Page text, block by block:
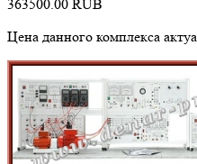
363500.00 RUB
Цена данного комплекса